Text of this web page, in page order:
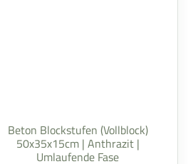
Beton Blockstufen (Vollblock)
50x35x15cm | Anthrazit |
Umlaufende Fase